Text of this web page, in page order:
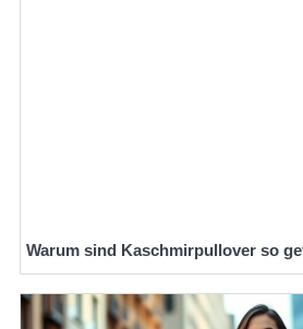
Warum sind Kaschmirpullover so